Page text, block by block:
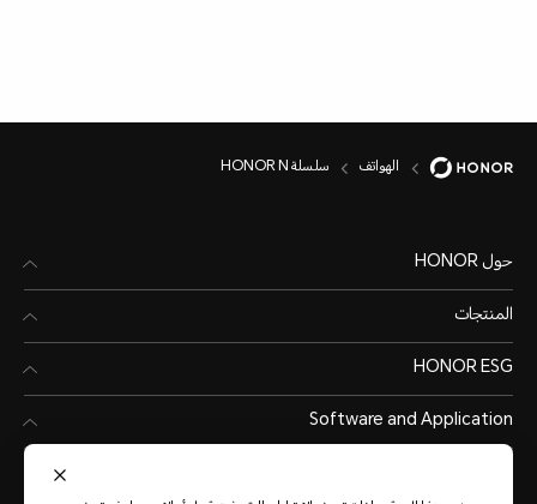
الهواتف سلسلة HONOR N
حول HONOR
المنتجات
HONOR ESG
Software and Application